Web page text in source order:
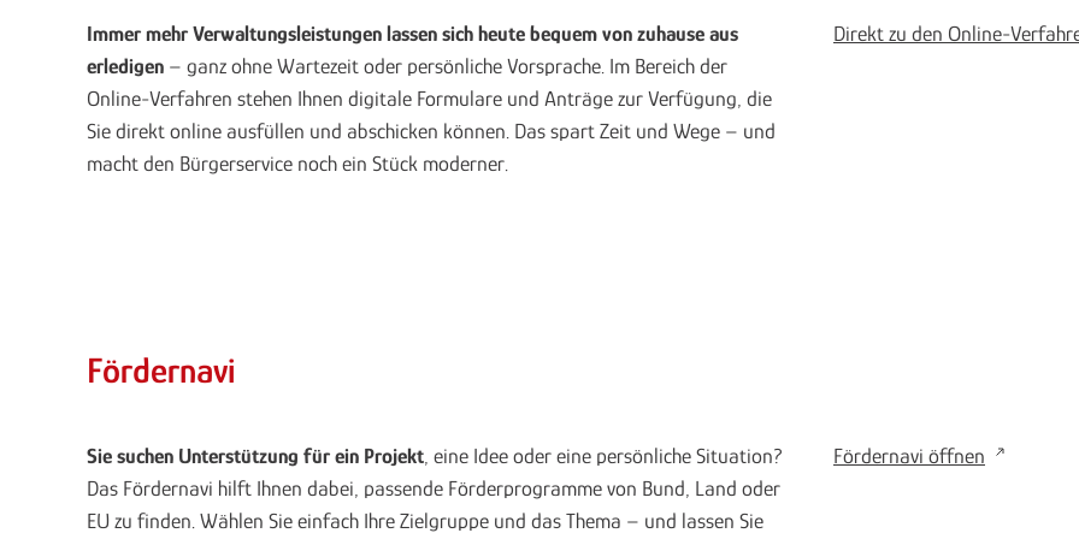
Immer mehr Verwaltungsleistungen lassen sich heute bequem von zuhause aus
erledigen – ganz ohne Wartezeit oder persönliche Vorsprache. Im Bereich der
Online-Verfahren stehen Ihnen digitale Formulare und Anträge zur Verfügung, die
Sie direkt online ausfüllen und abschicken können. Das spart Zeit und Wege – und
macht den Bürgerservice noch ein Stück moderner.
Direkt zu den Online-
Fördernavi
Sie suchen Unterstützung für ein Projekt , eine Idee oder eine persönliche Situation?
Das Fördernavi hilft Ihnen dabei, passende Förderprogramme von Bund, Land oder
EU zu finden. Wählen Sie einfach Ihre Zielgruppe und das Thema – und lassen Sie
Fördernavi öffnen